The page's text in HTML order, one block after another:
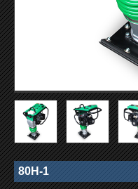
80H-1